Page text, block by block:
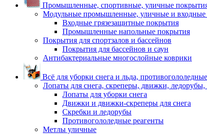
Промышленные, спортивные, уличные
Модульные промышленные, уличные и входные
Входные грязезащитные покрытия
Промышленные напольные покрытия
Покрытия для спортзалов и бассейнов
Покрытия для бассейнов и саун
Антибактериальные многослойные коврики
Всё для уборки снега и льда,
Лопаты для снега, скреперы, движки,
Лопаты для уборки снега
Движки и движки-скреперы для снега
Скребки и ледорубы
Противогололедные реагенты
Метлы уличные